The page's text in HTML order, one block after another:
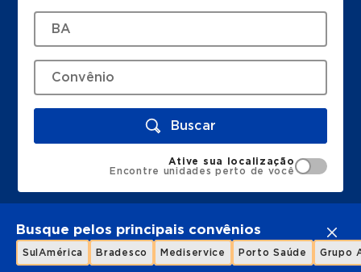
Buscar
Ative sua localização
Encontre unidades perto de você
Busque pelos principais convênios
SulAmérica Bradesco Mediservice Porto Saúde Grupo